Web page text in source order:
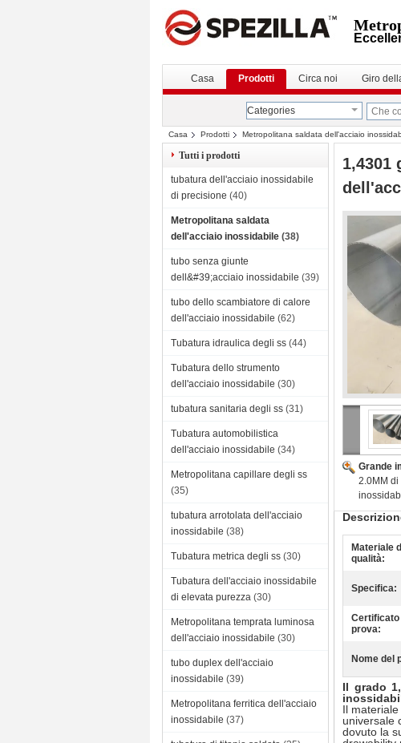
Casa Prodotti Circa noi Giro
Categories
Casa Prodotti Metropolitana saldata dell'acciaio
Tutti i prodotti
tubatura dell'acciaio inossidabile
di precisione (40)
Metropolitana saldata
dell'acciaio inossidabile (38)
tubo senza giunte
dell&#39;acciaio inossidabile (39)
tubo dello scambiatore di calore
dell'acciaio inossidabile (62)
Tubatura idraulica degli ss (44)
Tubatura dello strumento
dell'acciaio inossidabile (30)
tubatura sanitaria degli ss (31)
Tubatura automobilistica
dell'acciaio inossidabile (34)
Metropolitana capillare degli ss
(35)
tubatura arrotolata dell'acciaio
inossidabile (38)
Tubatura metrica degli ss (30)
Tubatura dell'acciaio inossidabile
di elevata purezza (30)
Metropolitana temprata luminosa
dell'acciaio inossidabile (30)
tubo duplex dell'acciaio
inossidabile (39)
Metropolitana ferritica dell'acciaio
inossidabile (37)
1,4301
Grande
2.0MM
Materiale
qualità:
Specifica:
Certificato
prova:
Nome del
Il grado
Il
universale
dovuto la